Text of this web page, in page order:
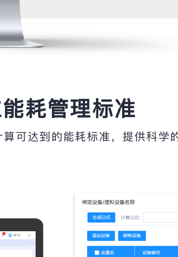
耗管理标准
可达到的能耗标准，提供科学